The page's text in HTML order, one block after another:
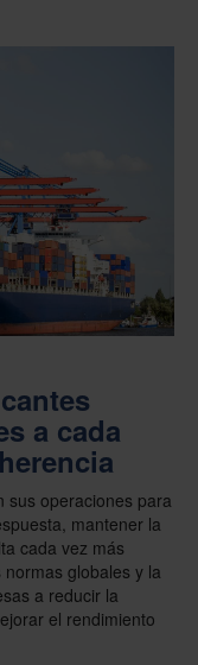
a cada
sus operaciones para
mantener la
cada vez más
globales y la
a reducir la
el rendimiento